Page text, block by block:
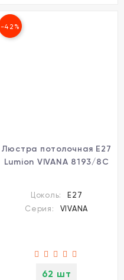
-42%
Люстра потолочная E27
Lumion VIVANA 8193/8C
Цоколь:
E27
Серия:
VIVANA
62 шт